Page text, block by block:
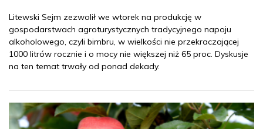
Litewski Sejm zezwolił we wtorek na produkcję w
gospodarstwach agroturystycznych tradycyjnego napoju
alkoholowego, czyli bimbru, w wielkości nie przekraczającej
1000 litrów rocznie i o mocy nie większej niż 65 proc. Dyskusje
na ten temat trwały od ponad dekady.